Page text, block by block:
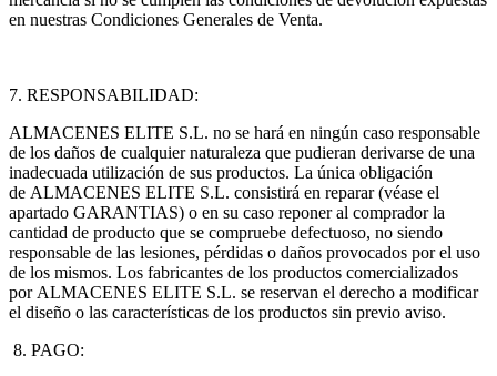
en nuestras Condiciones Generales de Venta.
7. RESPONSABILIDAD:
ALMACENES ELITE S.L. no se hará en ningún caso responsable
de los daños de cualquier naturaleza que pudieran derivarse de una
inadecuada utilización de sus productos. La única obligación
de ALMACENES ELITE S.L. consistirá en reparar (véase el
apartado GARANTIAS) o en su caso reponer al comprador la
cantidad de producto que se compruebe defectuoso, no siendo
responsable de las lesiones, pérdidas o daños provocados por el uso
de los mismos. Los fabricantes de los productos comercializados
por ALMACENES ELITE S.L. se reservan el derecho a modificar
el diseño o las características de los productos sin previo aviso.
8. PAGO: